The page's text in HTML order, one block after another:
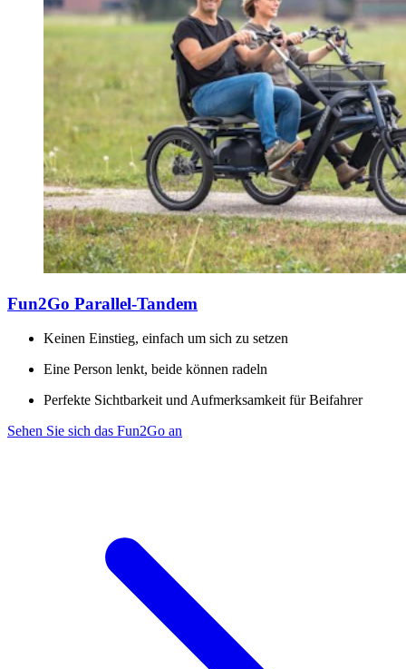
Fun2Go Parallel-Tandem
Keinen Einstieg, einfach um sich zu setzen
Eine Person lenkt, beide können radeln
Perfekte Sichtbarkeit und Aufmerksamkeit für Beifahrer
Sehen Sie sich das Fun2Go an